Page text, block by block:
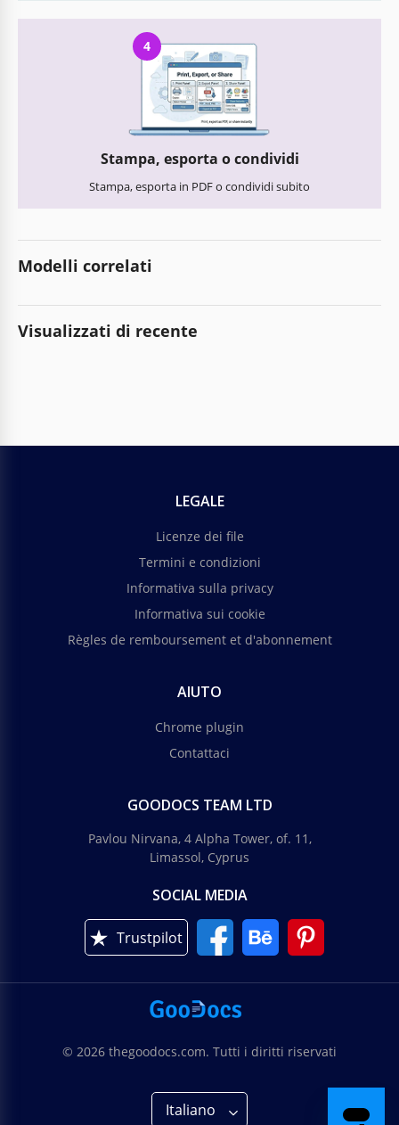
4
Stampa, esporta o condividi
Stampa, esporta in PDF o condividi subito
Modelli correlati
Visualizzati di recente
LEGALE
Licenze dei file
Termini e condizioni
Informativa sulla privacy
Informativa sui cookie
Règles de remboursement et d'abonnement
AIUTO
Chrome plugin
Contattaci
GOODOCS TEAM LTD
Pavlou Nirvana, 4 Alpha Tower, of. 11,
Limassol, Cyprus
SOCIAL MEDIA
Trustpilot
© 2026 thegoodocs.com. Tutti i diritti riservati
Italiano